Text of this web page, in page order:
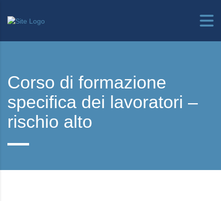
Corso di formazione
specifica dei lavoratori –
rischio alto